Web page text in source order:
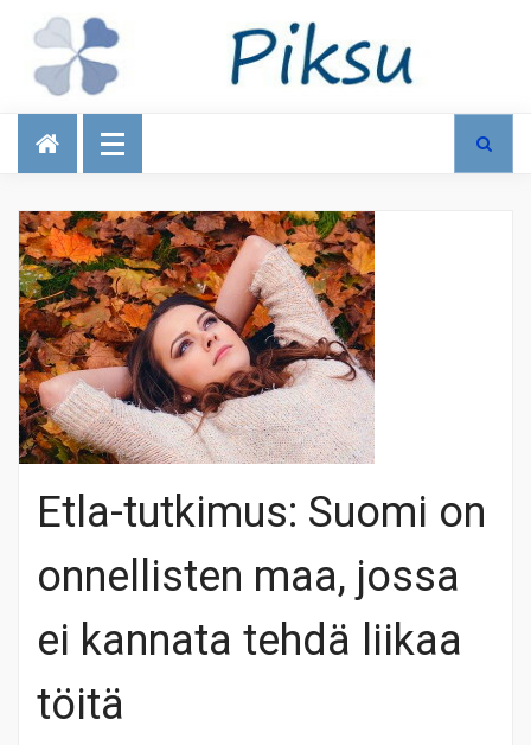
Talous
Etla-tutkimus: Suomi on
onnellisten maa, jossa
ei kannata tehdä liikaa
töitä